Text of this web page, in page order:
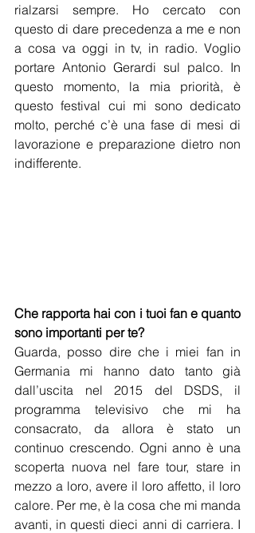
rialzarsi sempre. Ho cercato con
questo di dare precedenza a me e non
a cosa va oggi in tv, in radio. Voglio
portare Antonio Gerardi sul palco. In
questo momento, la mia priorità, è
questo festival cui mi sono dedicato
molto, perché c’è una fase di mesi di
lavorazione e preparazione dietro non
indifferente.
Che rapporta hai con i tuoi fan e quanto
sono importanti per te?
Guarda, posso dire che i miei fan in
Germania mi hanno dato tanto già
dall’uscita nel 2015 del DSDS, il
programma televisivo che mi ha
consacrato, da allora è stato un
continuo crescendo. Ogni anno è una
scoperta nuova nel fare tour, stare in
mezzo a loro, avere il loro affetto, il loro
calore. Per me, è la cosa che mi manda
avanti, in questi dieci anni di carriera. I